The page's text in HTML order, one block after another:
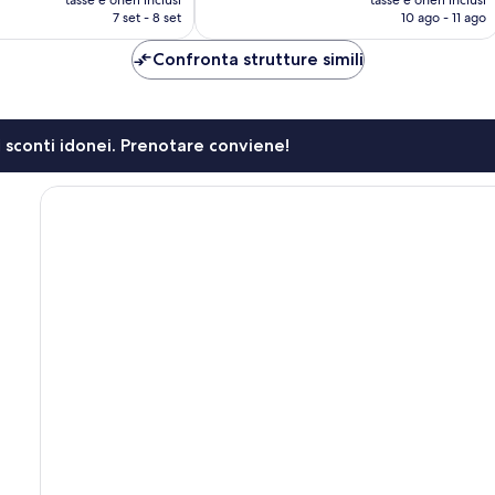
attuale
57 €
7 set - 8 set
attuale
10 ago - 11 ago
Confronta strutture simili
idonei. Prenotare conviene!